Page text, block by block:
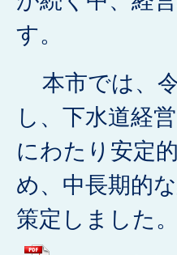
す。
本市では、
し、下水道経
にわたり安定
め、中長期的
策定しました。